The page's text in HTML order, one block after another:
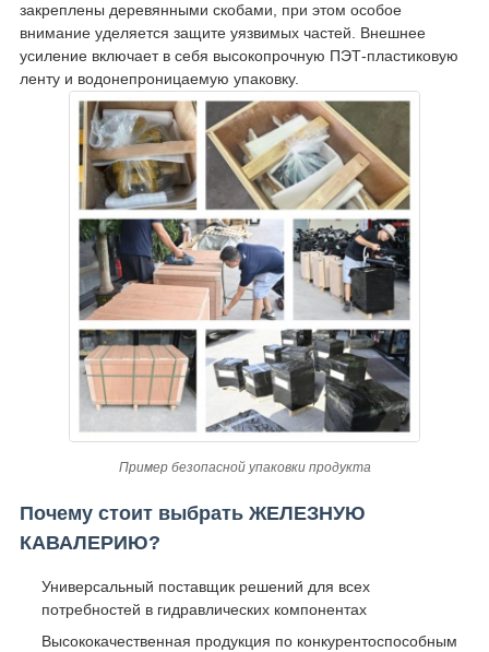
закреплены деревянными скобами, при этом особое
внимание уделяется защите уязвимых частей. Внешнее
усиление включает в себя высокопрочную ПЭТ-пластиковую
ленту и водонепроницаемую упаковку.
Пример безопасной упаковки продукта
Почему стоит выбрать ЖЕЛЕЗНУЮ
КАВАЛЕРИЮ?
Универсальный поставщик решений для всех
потребностей в гидравлических компонентах
Высококачественная продукция по конкурентоспособным